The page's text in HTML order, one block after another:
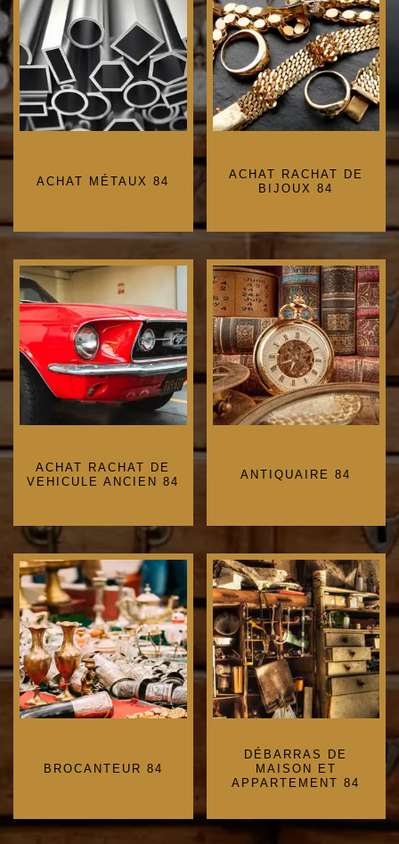
ACHAT MÉTAUX 84
ACHAT RACHAT DE
BIJOUX 84
ACHAT RACHAT DE
VEHICULE ANCIEN 84
ANTIQUAIRE 84
BROCANTEUR 84
DÉBARRAS DE
MAISON ET
APPARTEMENT 84